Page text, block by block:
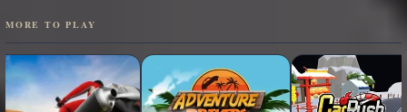
MORE TO PLAY